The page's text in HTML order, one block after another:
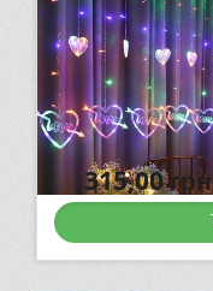
315,00грн